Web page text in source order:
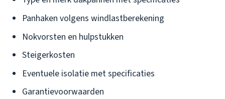
Panhaken volgens windlastberekening
Nokvorsten en hulpstukken
Steigerkosten
Eventuele isolatie met specificaties
Garantievoorwaarden